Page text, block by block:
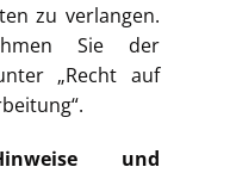
zu verlangen.
Sie der
„Recht auf
und